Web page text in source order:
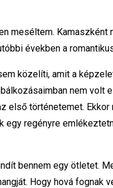
meséltem. Kamaszként
években a
közelíti, amit a
nem volt
első történetemet. Ekkor
egy regényre
bennem egy ötletet.
Hogy hová fognak